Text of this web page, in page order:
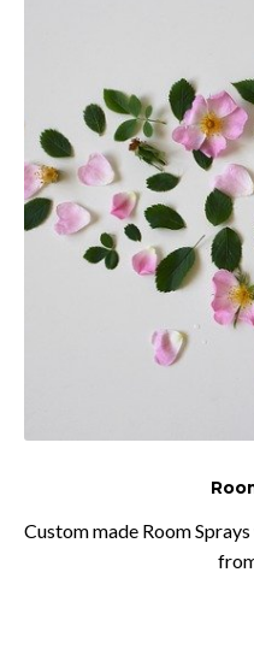
Custom made Room